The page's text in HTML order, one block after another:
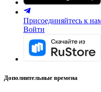
Присоединяйтесь к
Войти
Дополнительные времена